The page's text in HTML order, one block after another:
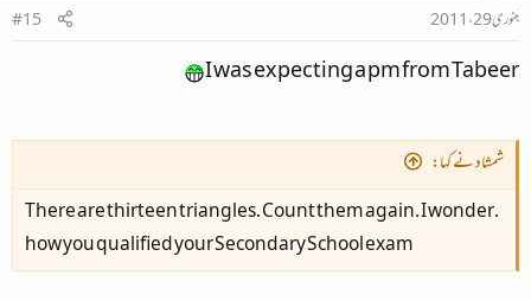
جنوری 29، 2011
#15
I was expecting a pm from Tabeer
شمشاد نے کہا:
.There are thirteen triangles. Count them again.
I wonder
how you qualified your Secondary School exam